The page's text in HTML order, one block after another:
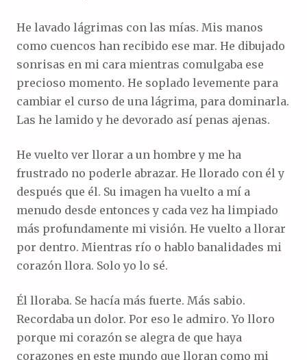
He lavado lágrimas con las mías. Mis manos
como cuencos han recibido ese mar. He dibujado
sonrisas en mi cara mientras comulgaba ese
precioso momento. He soplado levemente para
cambiar el curso de una lágrima, para dominarla.
Las he lamido y he devorado así penas ajenas.
He vuelto ver llorar a un hombre y me ha
frustrado no poderle abrazar. He llorado con él y
después que él. Su imagen ha vuelto a mí a
menudo desde entonces y cada vez ha limpiado
más profundamente mi visión. He vuelto a llorar
por dentro. Mientras río o hablo banalidades mi
corazón llora. Solo yo lo sé.
Él lloraba. Se hacía más fuerte. Más sabio.
Recordaba un dolor. Por eso le admiro. Yo lloro
porque mi corazón se alegra de que haya
corazones en este mundo que lloran como mi